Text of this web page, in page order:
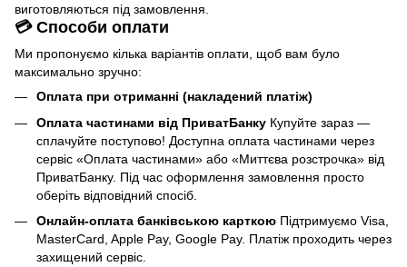
виготовляються під замовлення.
💳 Способи оплати
Ми пропонуємо кілька варіантів оплати, щоб вам було
максимально зручно:
Оплата при отриманні (накладений платіж)
Оплата частинами від ПриватБанку Купуйте зараз —
сплачуйте поступово! Доступна оплата частинами через
сервіс «Оплата частинами» або «Миттєва розстрочка» від
ПриватБанку. Під час оформлення замовлення просто
оберіть відповідний спосіб.
Онлайн-оплата банківською карткою Підтримуємо Visa,
MasterCard, Apple Pay, Google Pay. Платіж проходить через
захищений сервіс.